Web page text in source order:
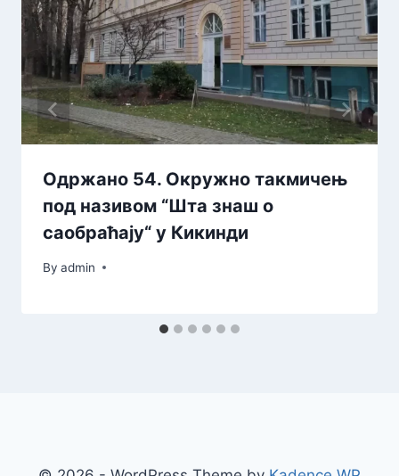
Одржано 54. Окружно такмичењ
под називом “Шта знаш о
саобраћају“ у Кикинди
By admin